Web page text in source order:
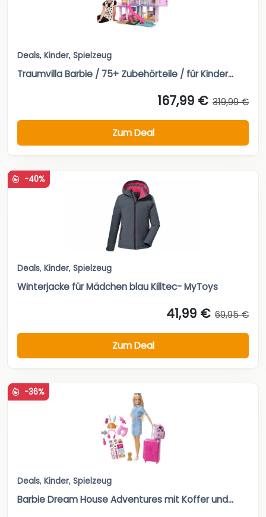
Deals, Kinder, Spielzeug
Traumvilla Barbie / 75+ Zubehörteile / für Kinder...
167,99 € 319,99 €
Zum Deal
-40%
Deals, Kinder, Spielzeug
Winterjacke für Mädchen blau Killtec- MyToys
41,99 € 69,95 €
Zum Deal
-36%
Deals, Kinder, Spielzeug
Barbie Dream House Adventures mit Koffer und...